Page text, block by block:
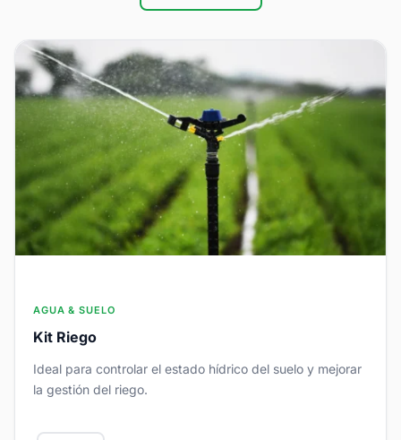
AGUA & SUELO
Kit Riego
Ideal para controlar el estado hídrico del suelo y mejorar
la gestión del riego.